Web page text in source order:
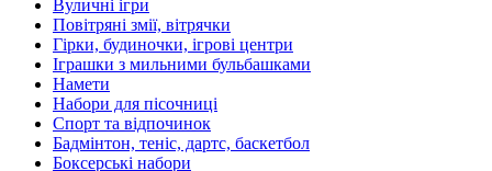
Вуличні ігри
Повітряні змії, вітрячки
Гірки, будиночки, ігрові центри
Іграшки з мильними бульбашками
Намети
Набори для пісочниці
Спорт та відпочинок
Бадмінтон, теніс, дартс, баскетбол
Боксерські набори